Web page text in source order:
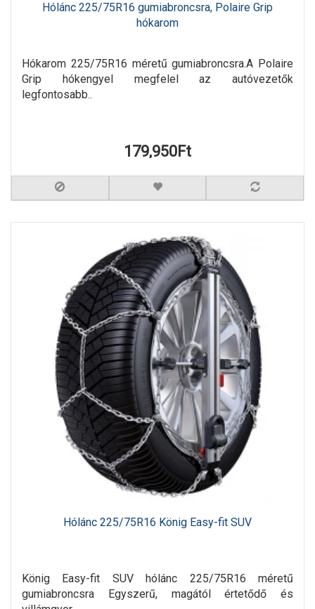
Hólánc 225/75R16 gumiabroncsra, Polaire Grip
hókarom
Hókarom 225/75R16 méretű gumiabroncsra.A Polaire
Grip hókengyel megfelel az autóvezetők
legfontosabb..
179,950Ft
Hólánc 225/75R16 König Easy-fit SUV
König Easy-fit SUV hólánc 225/75R16 méretű
gumiabroncsra Egyszerű, magától értetődő és